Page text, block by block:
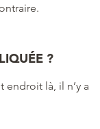
?
endroit là, il n’y a